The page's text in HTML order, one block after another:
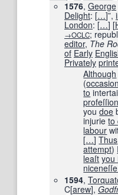
1576, George
Delight: […]”,
London: […] [
→OCLC;
editor, The
of Early
Privately
Although
(occasion
to
profeſſion
youdoe
injurieto
labour
[…] Thus
attempt)
leaſt you
niceneſſ
1594,
C[arew],